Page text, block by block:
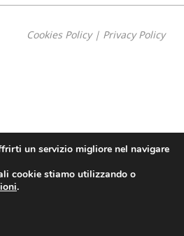
Cookies Policy| Privacy Policy
un servizio migliore nel navigare
cookie stiamo utilizzando o
.